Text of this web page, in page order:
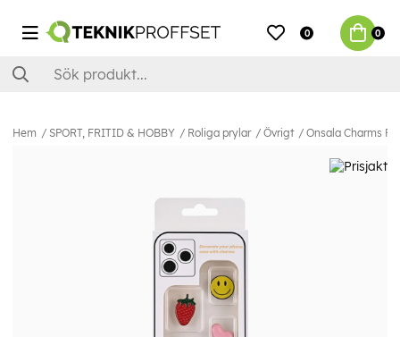
0 0
Hem SPORT, FRITID & HOBBY Roliga prylar Övrigt Onsala Charms